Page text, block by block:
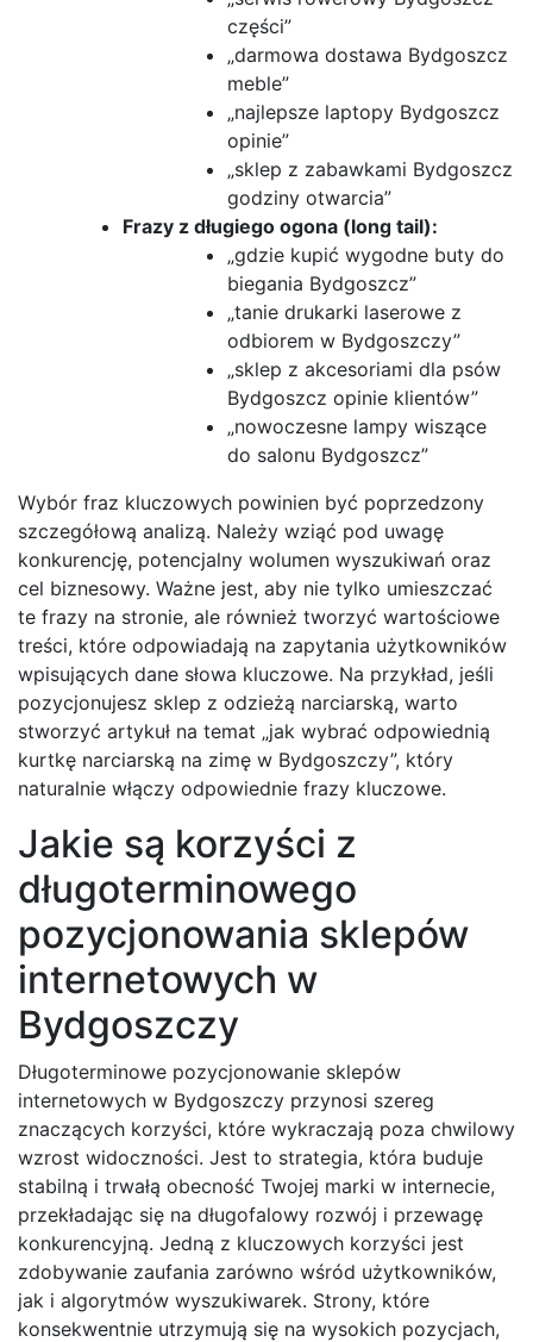
części”
„darmowa dostawa Bydgoszcz
meble”
„najlepsze laptopy Bydgoszcz
opinie”
„sklep z zabawkami Bydgoszcz
godziny otwarcia”
Frazy z długiego ogona (long tail):
„gdzie kupić wygodne buty do
biegania Bydgoszcz”
„tanie drukarki laserowe z
odbiorem w Bydgoszczy”
„sklep z akcesoriami dla psów
Bydgoszcz opinie klientów”
„nowoczesne lampy wiszące
do salonu Bydgoszcz”
Wybór fraz kluczowych powinien być poprzedzony
szczegółową analizą. Należy wziąć pod uwagę
konkurencję, potencjalny wolumen wyszukiwań oraz
cel biznesowy. Ważne jest, aby nie tylko umieszczać
te frazy na stronie, ale również tworzyć wartościowe
treści, które odpowiadają na zapytania użytkowników
wpisujących dane słowa kluczowe. Na przykład, jeśli
pozycjonujesz sklep z odzieżą narciarską, warto
stworzyć artykuł na temat „jak wybrać odpowiednią
kurtkę narciarską na zimę w Bydgoszczy”, który
naturalnie włączy odpowiednie frazy kluczowe.
Jakie są korzyści z
długoterminowego
pozycjonowania sklepów
internetowych w
Bydgoszczy
Długoterminowe pozycjonowanie sklepów
internetowych w Bydgoszczy przynosi szereg
znaczących korzyści, które wykraczają poza chwilowy
wzrost widoczności. Jest to strategia, która buduje
stabilną i trwałą obecność Twojej marki w internecie,
przekładając się na długofalowy rozwój i przewagę
konkurencyjną. Jedną z kluczowych korzyści jest
zdobywanie zaufania zarówno wśród użytkowników,
jak i algorytmów wyszukiwarek. Strony, które
konsekwentnie utrzymują się na wysokich pozycjach,